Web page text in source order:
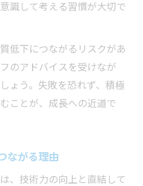
識して考える習慣が大切で
低下につながるリスクがあ
のアドバイスを受けなが
ょう。失敗を恐れず、積極
ことが、成長への近道で
ながる理由
、技術力の向上と直結して